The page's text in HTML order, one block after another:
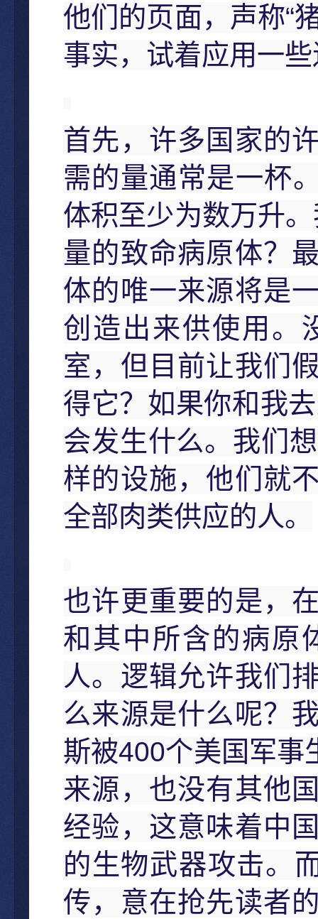
他们的页面，声称“
事实，试着应用一
首先，许多国家的
需的量通常是一杯
体积至少为数万升
量的致命病原体？
体的唯一来源将是
创造出来供使用。
室，但目前让我们
得它？如果你和我
会发生什么。我们
样的设施，他们就
全部肉类供应的人。
也许更重要的是，
和其中所含的病原
人。逻辑允许我们
么来源是什么呢？
斯被400个美国军事
来源，也没有其他
经验，这意味着中
的生物武器攻击。
传，意在抢先读者